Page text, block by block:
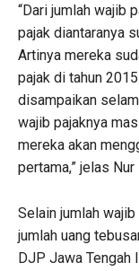
“Dari jumlah wajib
pajak diantaranya
Artinya mereka
pajak di tahun
disampaikan
wajib pajaknya
mereka akan
pertama,” jelas
Selain jumlah
jumlah uang
DJP Jawa